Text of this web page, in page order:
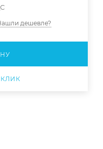
дешевле?
КЛИК